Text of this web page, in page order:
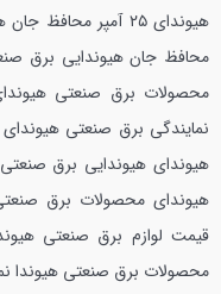
محافظ جان هیوندایی برق
محصولات برق صنعتی
نمایندگی برق صنعتی
هیوندای هیوندایی برق
هیوندای محصولات برق
قیمت لوازم برق صنعتی
محصولات برق صنعتی هیوندا